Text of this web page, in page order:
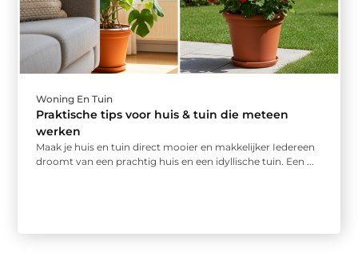
Woning En Tuin
Praktische tips voor huis & tuin die meteen
werken
Maak je huis en tuin direct mooier en makkelijker Iedereen
droomt van een prachtig huis en een idyllische tuin. Een ...